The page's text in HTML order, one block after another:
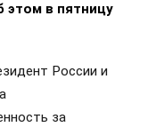
в пятницу
России и
за